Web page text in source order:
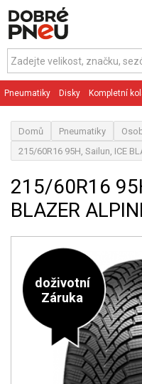
Pneumatiky Disky Kompletní
Domů Pneumatiky
215/60R16 95H, Sailun, ICE
215/60R16
BLAZER
doživotní
Záruka